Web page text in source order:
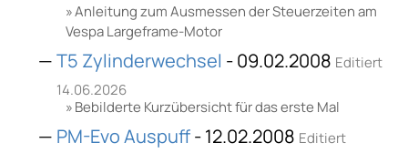
Anleitung zum Ausmessen der Steuerzeiten am
Vespa Largeframe-Motor
T5 Zylinderwechsel - 09.02.2008 Editiert
14.06.2026
Bebilderte Kurzübersicht für das erste Mal
PM-Evo Auspuff- 12.02.2008 Editiert